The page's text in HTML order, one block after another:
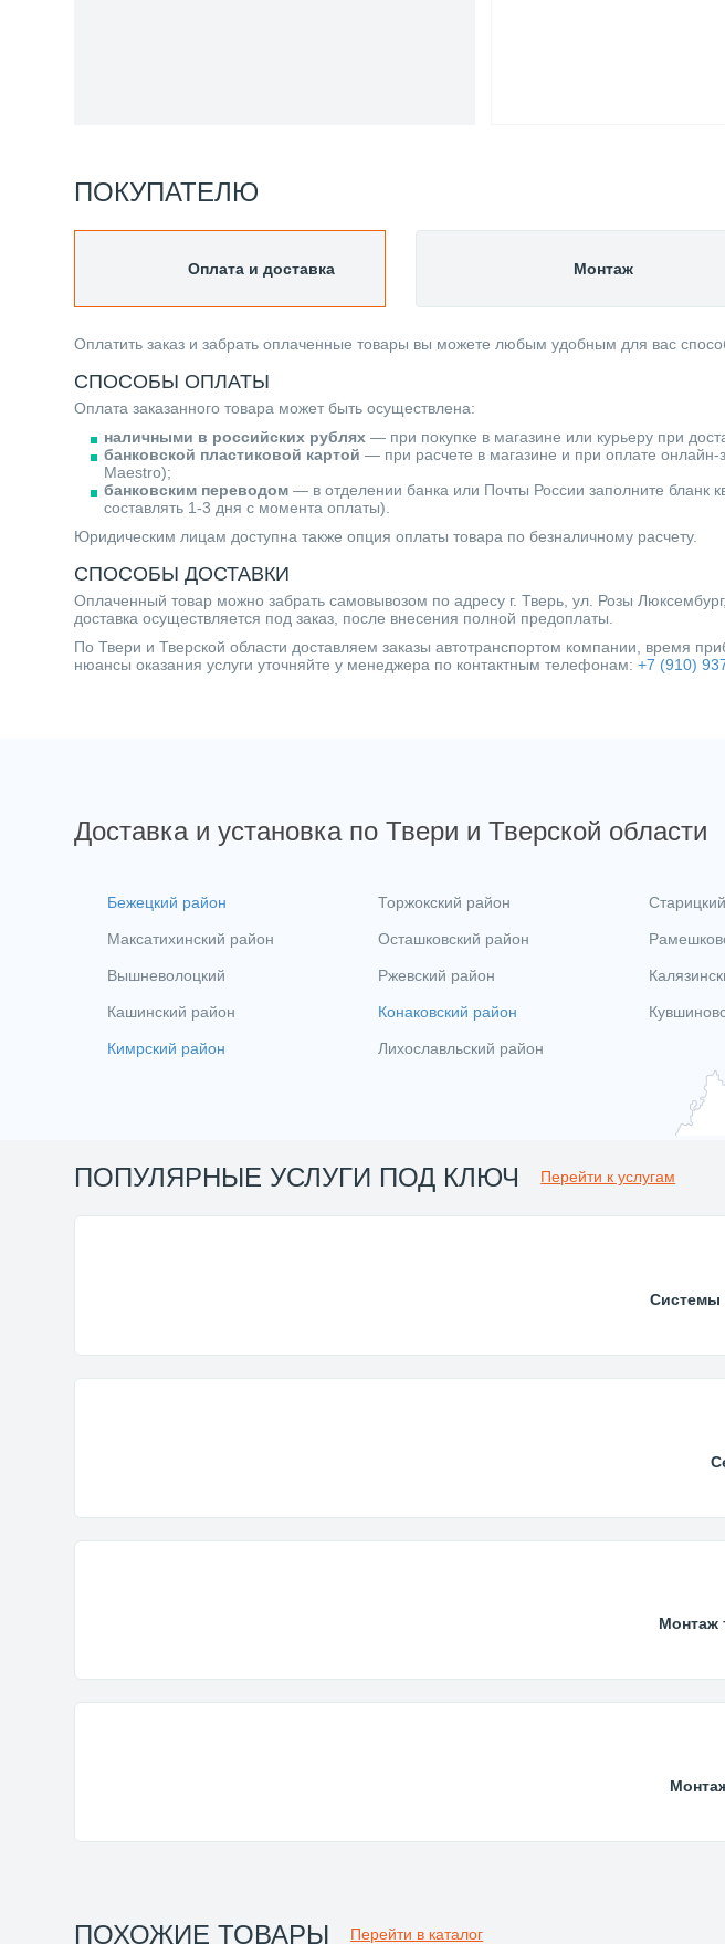
ПОКУПАТЕЛЮ
Оплата и доставка
Оплатить заказ и забрать оплаченные товары вы можете любым удобным для вас
СПОСОБЫ ОПЛАТЫ
Оплата заказанного товара может быть осуществлена:
наличными в российских рублях — при покупке в магазине или курьеру при
банковской пластиковой картой — при расчете в магазине и при оплате
Maestro);
банковским переводом — в отделении банка или Почты России заполните бланк
составлять 1-3 дня с момента оплаты).
Юридическим лицам доступна также опция оплаты товара по безналичному расчету.
СПОСОБЫ ДОСТАВКИ
Оплаченный товар можно забрать самовывозом по адресу г. Тверь, ул. Розы
доставка осуществляется под заказ, после внесения полной предоплаты.
По Твери и Тверской области доставляем заказы автотранспортом компании, время
нюансы оказания услуги уточняйте у менеджера по контактным телефонам:+7 (910)
Монтаж
Доставка и установка по Твери и Тверской области
Бежецкий район
Максатихинский район
Вышневолоцкий
Кашинский район
Кимрский район
Торжокский район
Осташковский район
Ржевский район
Конаковский район
Лихославльский район
ПОПУЛЯРНЫЕ УСЛУГИ ПОД КЛЮЧ Перейти к услугам
Системы
Монтаж
ПОХОЖИЕ ТОВАРЫ Перейти в каталог